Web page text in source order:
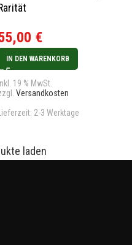
€
IN DEN WARENKORB
19 % MwSt.
Versandkosten
Lieferzeit: 2-3 Werktage
laden